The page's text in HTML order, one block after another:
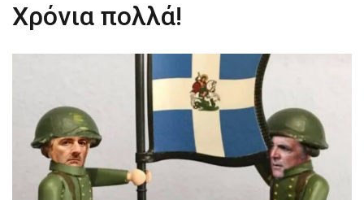
Χρόνια πολλά!